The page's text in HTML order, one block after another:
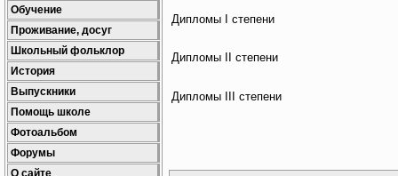
Обучение
Проживание, досуг
Школьный фольклор
История
Выпускники
Помощь школе
Фотоальбом
Форумы
О сайте
Дипломы I степени
Дипломы II степени
Дипломы III степени